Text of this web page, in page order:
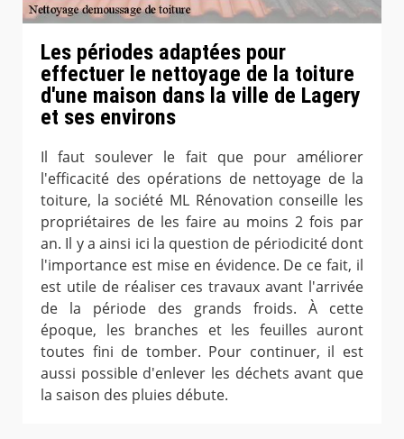
Les périodes adaptées pour
effectuer le nettoyage de la toiture
d'une maison dans la ville de Lagery
et ses environs
Il faut soulever le fait que pour améliorer
l'efficacité des opérations de nettoyage de la
toiture, la société ML Rénovation conseille les
propriétaires de les faire au moins 2 fois par
an. Il y a ainsi ici la question de périodicité dont
l'importance est mise en évidence. De ce fait, il
est utile de réaliser ces travaux avant l'arrivée
de la période des grands froids. À cette
époque, les branches et les feuilles auront
toutes fini de tomber. Pour continuer, il est
aussi possible d'enlever les déchets avant que
la saison des pluies débute.